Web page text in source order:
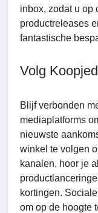
inbox, zodat u op
productreleases
fantastische
Volg
Blijf verbonden
mediaplatforms
nieuwste
winkel te volgen
kanalen, hoor je
kortingen.
om op de hoogte